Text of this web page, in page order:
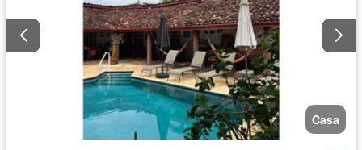
Casa